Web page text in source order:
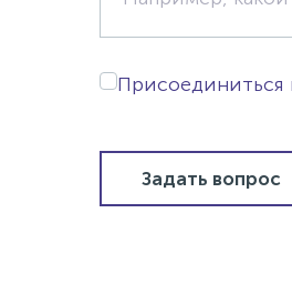
Присоединиться
Задать вопрос